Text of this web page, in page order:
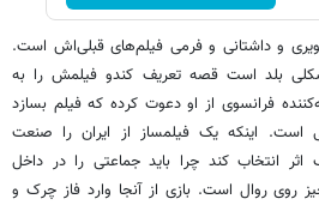
و داشتانی و فرمی فیلم‌های قبلی‌اش است.
بلد است قصه تعریف کندو فیلمش را به
فرانسوی از او دعوت کرده که فیلم بسازد
اینکه یک فیلمساز از ایران را صنعت
انتخاب کند چرا باید جماعتی را در داخل
روی روال است. بازی از آنجا وارد فاز چرک و